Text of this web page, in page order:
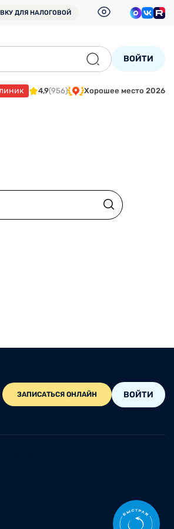
ДЛЯ НАЛОГОВОЙ
ВОЙТИ
4,9(956) Хорошее место 2026
ЗАПИСАТЬСЯ ОНЛАЙН ВОЙТИ